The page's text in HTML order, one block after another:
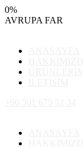
0%
AVRUPA FAR